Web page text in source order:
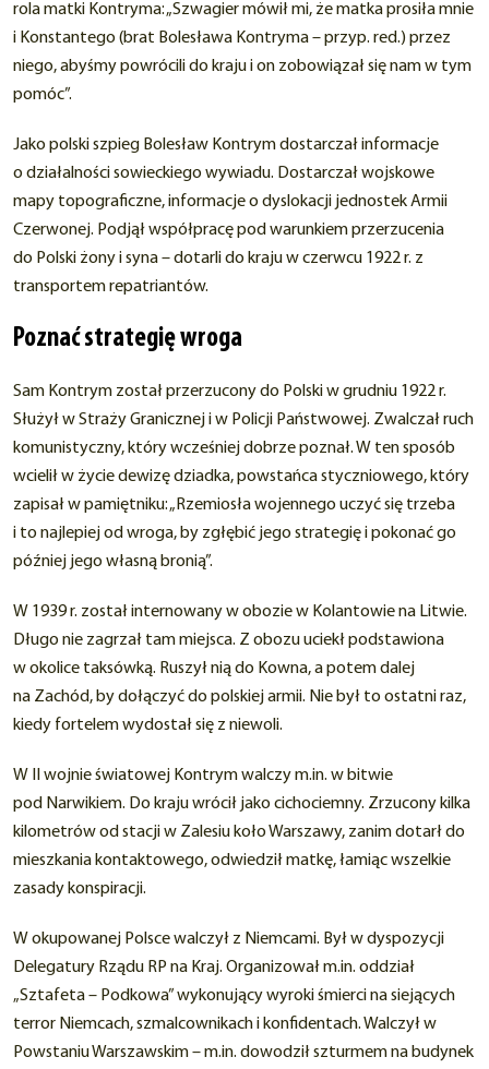
rola matki Kontryma: „Szwagier mówił mi, że matka prosiła mnie
i Konstantego (brat Bolesława Kontryma – przyp. red.) przez
niego, abyśmy powrócili do kraju i on zobowiązał się nam w tym
pomóc”.
Jako polski szpieg Bolesław Kontrym dostarczał informacje
o działalności sowieckiego wywiadu. Dostarczał wojskowe
mapy topograficzne, informacje o dyslokacji jednostek Armii
Czerwonej. Podjął współpracę pod warunkiem przerzucenia
do Polski żony i syna – dotarli do kraju w czerwcu 1922 r. z
transportem repatriantów.
Poznać strategię wroga
Sam Kontrym został przerzucony do Polski w grudniu 1922 r.
Służył w Straży Granicznej i w Policji Państwowej. Zwalczał ruch
komunistyczny, który wcześniej dobrze poznał. W ten sposób
wcielił w życie dewizę dziadka, powstańca styczniowego, który
zapisał w pamiętniku: „Rzemiosła wojennego uczyć się trzeba
i to najlepiej od wroga, by zgłębić jego strategię i pokonać go
później jego własną bronią”.
W 1939 r. został internowany w obozie w Kolantowie na Litwie.
Długo nie zagrzał tam miejsca. Z obozu uciekł podstawiona
w okolice taksówką. Ruszył nią do Kowna, a potem dalej
na Zachód, by dołączyć do polskiej armii. Nie był to ostatni raz,
kiedy fortelem wydostał się z niewoli.
W II wojnie światowej Kontrym walczy m.in. w bitwie
pod Narwikiem. Do kraju wrócił jako cichociemny. Zrzucony kilka
kilometrów od stacji w Zalesiu koło Warszawy, zanim dotarł do
mieszkania kontaktowego, odwiedził matkę, łamiąc wszelkie
zasady konspiracji.
W okupowanej Polsce walczył z Niemcami. Był w dyspozycji
Delegatury Rządu RP na Kraj. Organizował m.in. oddział
„Sztafeta – Podkowa” wykonujący wyroki śmierci na siejących
terror Niemcach, szmalcownikach i konfidentach. Walczył w
Powstaniu Warszawskim – m.in. dowodził szturmem na budynek